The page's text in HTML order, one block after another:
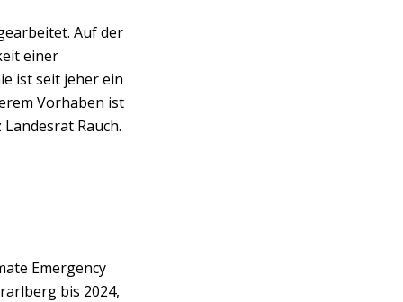
Auf der
einer
ist seit jeher ein
Vorhaben ist
Rauch.
Emergency
bis 2024,